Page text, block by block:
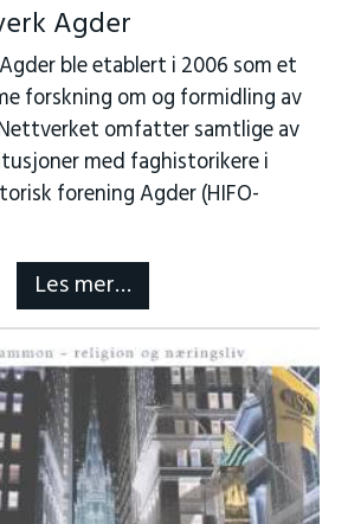
Agder
ble etablert i 2006 som et
forskning om og formidling av
omfatter samtlige av
med faghistorikere i
forening Agder (HIFO-
Les mer…